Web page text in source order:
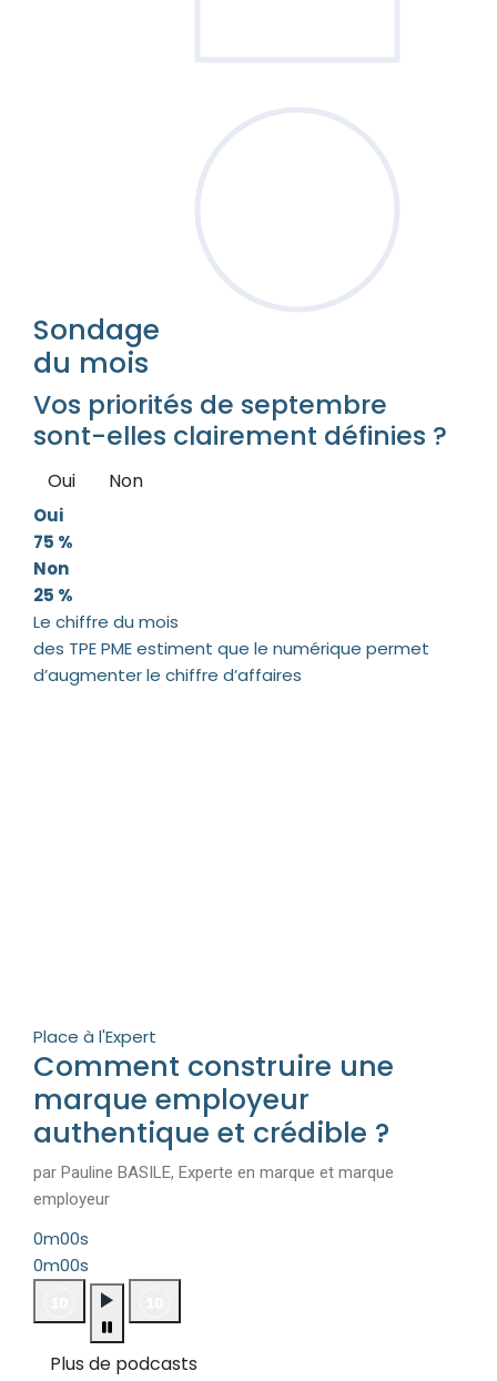
Sondage
du mois
Vos priorités de septembre
sont-elles clairement définies ?
Oui Non
Oui
75 %
Non
25 %
Le chiffre du mois
des TPE PME estiment que le numérique permet
d’augmenter le chiffre d’affaires
Place à l'Expert
Comment construire une
marque employeur
authentique et crédible ?
par Pauline BASILE, Experte en marque et marque
employeur
0m00s
0m00s
Plus de podcasts